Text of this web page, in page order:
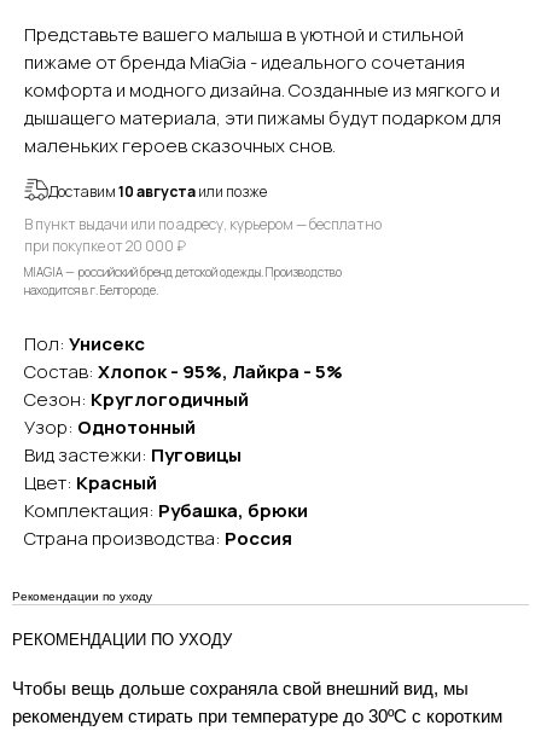
Представьте вашего малыша в уютной и стильной
пижаме от бренда MiaGia - идеального сочетания
комфорта и модного дизайна. Созданные из мягкого и
дышащего материала, эти пижамы будут подарком для
маленьких героев сказочных снов.
Доставим10 августаили позже
В пункт выдачи или по адресу, курьером — бесплатно
при покупке от 20 000 ₽
MIAGIA — российский бренд детской одежды. Производство
находится в г. Белгороде.
Пол: Унисекс
Состав: Хлопок - 95%, Лайкра - 5%
Сезон: Круглогодичный
Узор: Однотонный
Вид застежки: Пуговицы
Цвет: Красный
Комплектация: Рубашка, брюки
Страна производства: Россия
Рекомендации по уходу
РЕКОМЕНДАЦИИ ПО УХОДУ
Чтобы вещь дольше сохраняла свой внешний вид, мы
рекомендуем стирать при температуре до 30ºC с коротким